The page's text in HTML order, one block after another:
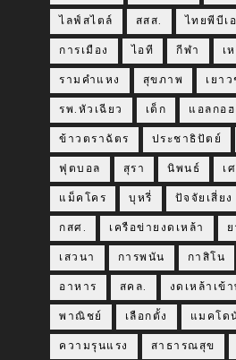
ไลฟ์สไตล์ สสส. ไทยพีบีเ
การเมือง ไอที กีฬา เ
รามคำแหง สุขภาพ เยา
รพ.หัวเฉียว เด็ก แอลกอ
ข้าวตราฉัตร ประชาธิปัตย์
ฟุตบอล สุรา นิพนธ์ เ
แม็คโคร บุหรี่ ปัจจัยเสี่ยง
กสศ. เครือข่ายงดเหล้า
เสวนา การพนัน กาสิโน
อาหาร สคล. งดเหล้าเข้
พาณิชย์ เลือกตั้ง แมคโด
ความรุนแรง สาธารณสุข